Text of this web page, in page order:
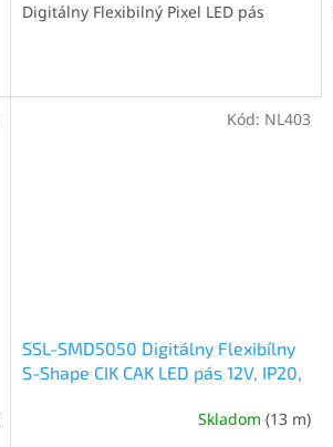
Digitálny Flexibilný Pixel LED pás
SSL-SMD5050 Digitálny Flexibílny
S-Shape CIK CAK LED pás 12V, IP20,
Skladom (13 m)
Kód: NL403